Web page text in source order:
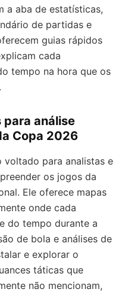
a aba de estatísticas,
de partidas e
guias rápidos
cada
tempo na hora que os
para análise
Copa 2026
voltado para analistas e
os jogos da
Ele oferece mapas
onde cada
do tempo durante a
de bola e análises de
e explorar o
táticas que
não mencionam,